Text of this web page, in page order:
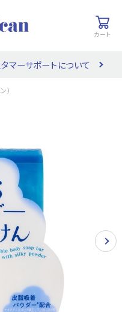
カート
覧
マーサポートについて
）